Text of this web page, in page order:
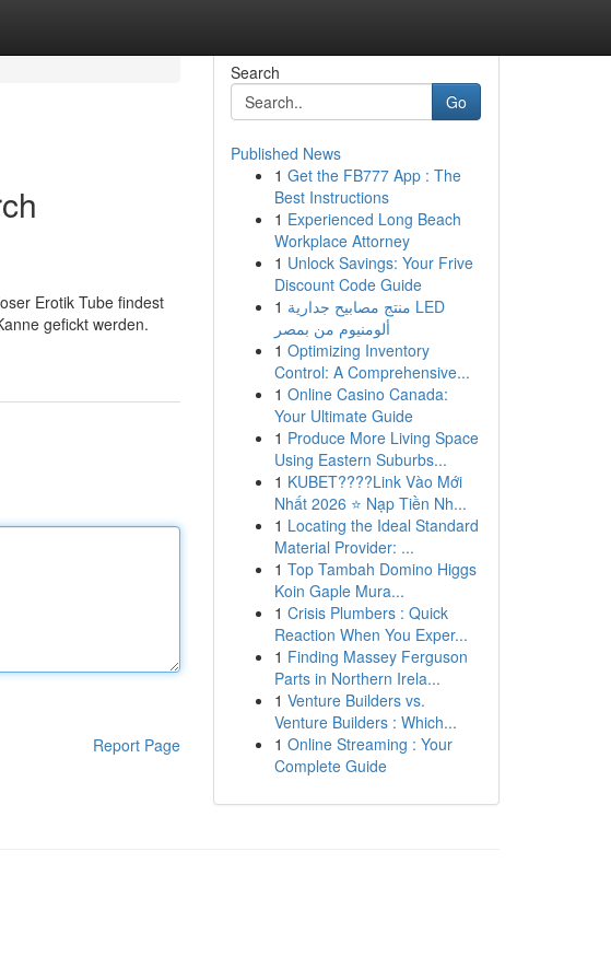
Erotik Tube findest
gefickt werden.
Report Page
Search
Go
Published News
1 Get the FB777 App : The
Best Instructions
1 Experienced Long Beach
Workplace Attorney
1 Unlock Savings: Your Frive
Discount Code Guide
1 منتج مصابيح جدارية LED
ألومنيوم من بمصر
1 Optimizing Inventory
Control: A Comprehensive...
1 Online Casino Canada:
Your Ultimate Guide
1 Produce More Living Space
Using Eastern Suburbs...
1 KUBET????️Link Vào Mới
Nhất 2026 ⭐ Nạp Tiền Nh...
1 Locating the Ideal Standard
Material Provider: ...
1 Top Tambah Domino Higgs
Koin Gaple Mura...
1 Crisis Plumbers : Quick
Reaction When You Exper...
1 Finding Massey Ferguson
Parts in Northern Irela...
1 Venture Builders vs.
Venture Builders : Which...
1 Online Streaming : Your
Complete Guide